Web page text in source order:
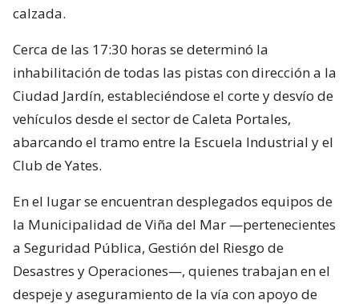
calzada.
Cerca de las 17:30 horas se determinó la
inhabilitación de todas las pistas con dirección a la
Ciudad Jardín, estableciéndose el corte y desvío de
vehículos desde el sector de Caleta Portales,
abarcando el tramo entre la Escuela Industrial y el
Club de Yates.
En el lugar se encuentran desplegados equipos de
la Municipalidad de Viña del Mar —pertenecientes
a Seguridad Pública, Gestión del Riesgo de
Desastres y Operaciones—, quienes trabajan en el
despeje y aseguramiento de la vía con apoyo de